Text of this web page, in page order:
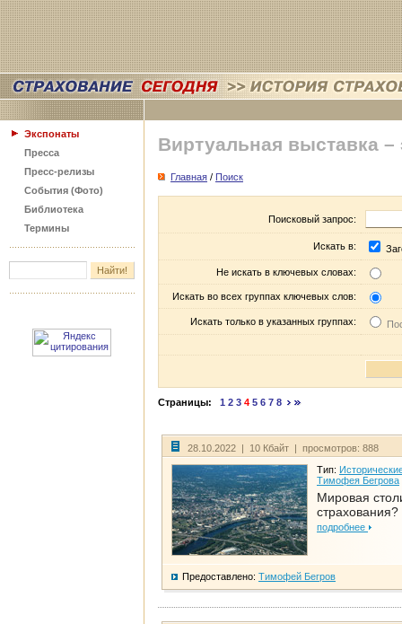
Экспонаты
Пресса
Пресс-релизы
События (Фото)
Библиотека
Термины
Виртуальная выставка –
Главная / Поиск
Поисковый запрос:
Искать в:
Не искать в ключевых словах:
Искать во всех группах ключевых слов:
Искать только в указанных группах:
Страницы: 1 2 3 4 5 6 7 8
28.10.2022 | 10 Кбайт | просмотров: 888
Тип:
Тимофея Бегрова
Мировая
страхования?
подробнее
Предоставлено: Тимофей Бегров